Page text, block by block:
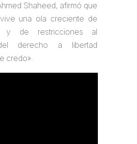
Shaheed, afirmó que
una ola creciente de
y de restricciones al
derecho a libertad
credo».